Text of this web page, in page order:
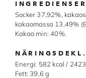
Cacao Barry
Carma
INGREDIENSER
Socker 37,92%,
kakaomassa 13,49%
Kakao min: 40%.
Energi: 582 kcal / 2423
Fett: 39,6 g